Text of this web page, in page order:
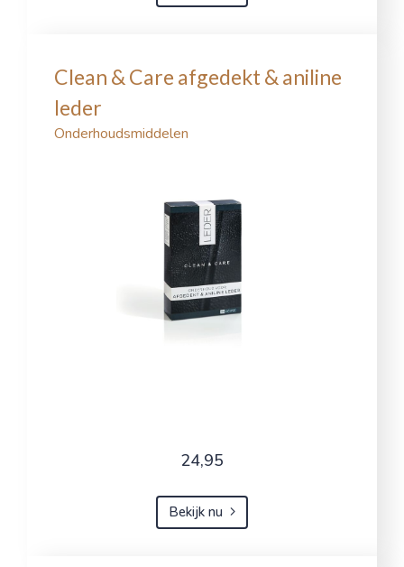
Clean & Care afgedekt & aniline
leder
Onderhoudsmiddelen
24,95
Bekijk nu